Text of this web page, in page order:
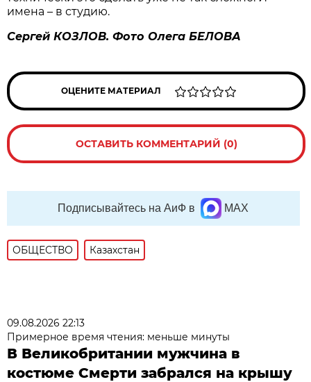
имена – в студию.
Сергей КОЗЛОВ. Фото Олега БЕЛОВА
ОЦЕНИТЕ МАТЕРИАЛ
ОСТАВИТЬ КОММЕНТАРИЙ (0)
Подписывайтесь на АиФ в MAX
ОБЩЕСТВО Казахстан
09.08.2026 22:13
Примерное время чтения: меньше минуты
В Великобритании мужчина в
костюме Смерти забрался на крышу